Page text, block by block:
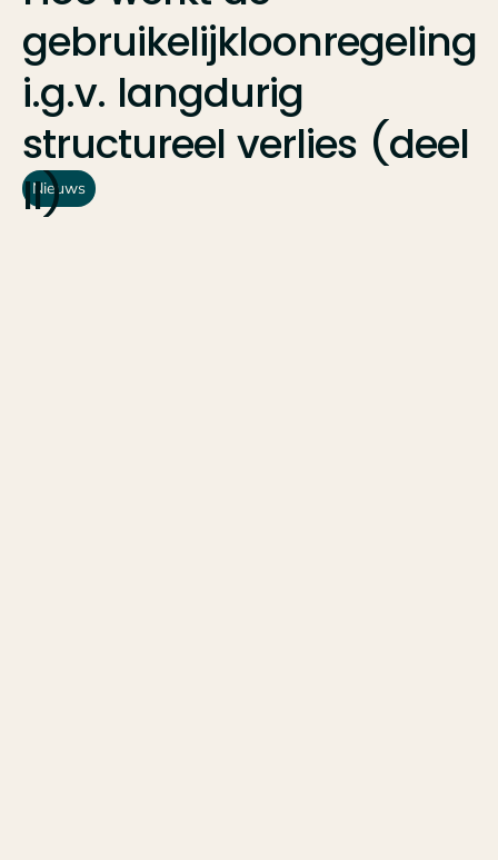
gebruikelijkloonregeling
i.g.v. langdurig
structureel verlies (deel
II)
Nieuws